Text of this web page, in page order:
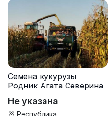
Семена кукурузы
Родник Агата Северина
Берта Вилора
Прохладненский Дарина
Росс Машук Катерина
Не указана
Республика